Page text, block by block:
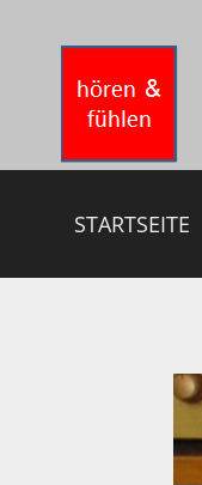
springen
STARTSEITE